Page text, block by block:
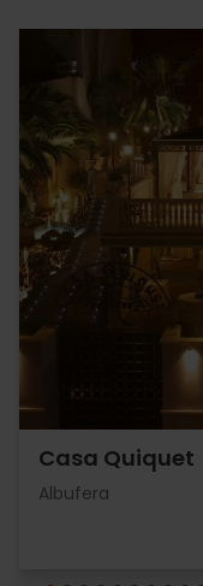
Casa Quiquet
Albufera